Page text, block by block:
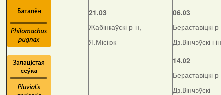
21.03
Жабінкаўскі р-н,
Я.Місіюк
06.03
Бераставіцкі
Дз.Вінчэўскі і
14.02
Бераставіцкі
Дз.Вінчэўскі